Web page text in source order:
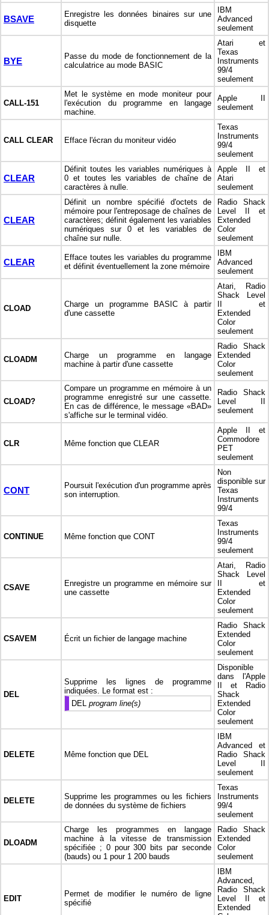
BSAVE
Enregistre les données binaires sur une
disquette
IBM
Advanced
seulement
BYE
Passe du mode de fonctionnement de la
calculatrice au mode BASIC
Atari et
Texas
Instruments
99/4
seulement
CALL-151
Met le système en mode moniteur pour
l'exécution du programme en langage
machine.
Apple II
seulement
CALL CLEAR Efface l'écran du moniteur vidéo
Texas
Instruments
99/4
seulement
CLEAR
Définit toutes les variables numériques à
0 et toutes les variables de chaîne de
caractères à nulle.
Apple II et
Atari
seulement
CLEAR
Définit un nombre spécifié d'octets de
mémoire pour l'entreposage de chaînes de
caractères; définit également les variables
numériques sur 0 et les variables de
chaîne sur nulle.
Radio Shack
Level II et
Extended
Color
seulement
CLEAR
Efface toutes les variables du programme
et définit éventuellement la zone mémoire
IBM
Advanced
seulement
CLOAD
Charge un programme BASIC à partir
d'une cassette
Atari, Radio
Shack Level
II et
Extended
Color
seulement
CLOADM
Charge un programme en langage
machine à partir d'une cassette
Radio Shack
Extended
Color
seulement
CLOAD?
Compare un programme en mémoire à un
programme enregistré sur une cassette.
En cas de différence, le message «BAD»
s'affiche sur le terminal vidéo.
Radio Shack
Level II
seulement
CLR Même fonction que CLEAR
Apple II et
Commodore
PET
seulement
CONT
Poursuit l'exécution d'un programme après
son interruption.
Non
disponible sur
Texas
Instruments
99/4
CONTINUE Même fonction que CONT
Texas
Instruments
99/4
seulement
CSAVE
Enregistre un programme en mémoire sur
une cassette
Atari, Radio
Shack Level
II et
Extended
Color
seulement
CSAVEM Écrit un fichier de langage machine
Radio Shack
Extended
Color
seulement
DEL
Supprime les lignes de programme
indiquées. Le format est :
DEL program line(s)
Disponible
dans l'Apple
II et Radio
Shack
Extended
Color
seulement
DELETE Même fonction que DEL
IBM
Advanced et
Radio Shack
Level II
seulement
DELETE
Supprime les programmes ou les fichiers
de données du système de fichiers
Texas
Instruments
99/4
seulement
DLOADM
Charge les programmes en langage
machine à la vitesse de transmission
spécifiée ; 0 pour 300 bits par seconde
(bauds) ou 1 pour 1 200 bauds
Radio Shack
Extended
Color
seulement
EDIT
Permet de modifier le numéro de ligne
spécifié
IBM
Advanced,
Radio Shack
Level II et
Extended